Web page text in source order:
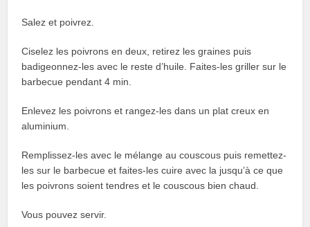
Salez et poivrez.
Ciselez les poivrons en deux, retirez les graines puis
badigeonnez-les avec le reste d’huile. Faites-les griller sur le
barbecue pendant 4 min.
Enlevez les poivrons et rangez-les dans un plat creux en
aluminium.
Remplissez-les avec le mélange au couscous puis remettez-
les sur le barbecue et faites-les cuire avec la jusqu’à ce que
les poivrons soient tendres et le couscous bien chaud.
Vous pouvez servir.